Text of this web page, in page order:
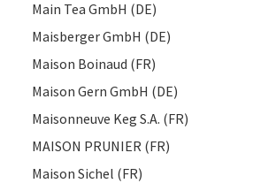
Main Tea GmbH (DE)
Maisberger GmbH (DE)
Maison Boinaud (FR)
Maison Gern GmbH (DE)
Maisonneuve Keg S.A. (FR)
MAISON PRUNIER (FR)
Maison Sichel (FR)